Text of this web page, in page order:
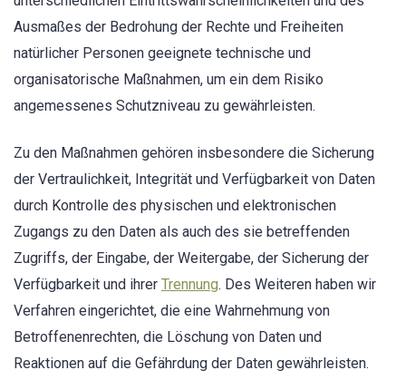
Ausmaßes der Bedrohung der Rechte und Freiheiten
natürlicher Personen geeignete technische und
organisatorische Maßnahmen, um ein dem Risiko
angemessenes Schutzniveau zu gewährleisten.
Zu den Maßnahmen gehören insbesondere die Sicherung
der Vertraulichkeit, Integrität und Verfügbarkeit von Daten
durch Kontrolle des physischen und elektronischen
Zugangs zu den Daten als auch des sie betreffenden
Zugriffs, der Eingabe, der Weitergabe, der Sicherung der
Verfügbarkeit und ihrer Trennung. Des Weiteren haben wir
Verfahren eingerichtet, die eine Wahrnehmung von
Betroffenenrechten, die Löschung von Daten und
Reaktionen auf die Gefährdung der Daten gewährleisten.